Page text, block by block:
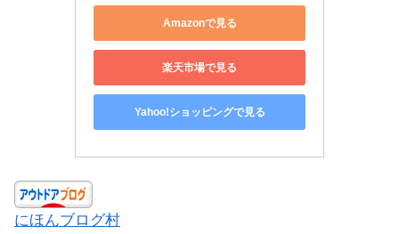
Amazonで見る
楽天市場で見る
Yahoo!ショッピングで見る
にほんブログ村